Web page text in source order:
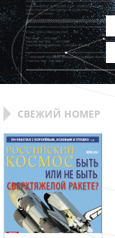
СВЕЖИЙ НОМЕР